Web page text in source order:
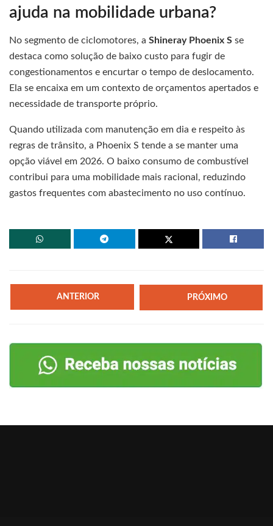
ajuda na mobilidade urbana?
No segmento de ciclomotores, a Shineray Phoenix S se
destaca como solução de baixo custo para fugir de
congestionamentos e encurtar o tempo de deslocamento.
Ela se encaixa em um contexto de orçamentos apertados e
necessidade de transporte próprio.
Quando utilizada com manutenção em dia e respeito às
regras de trânsito, a Phoenix S tende a se manter uma
opção viável em 2026. O baixo consumo de combustível
contribui para uma mobilidade mais racional, reduzindo
gastos frequentes com abastecimento no uso contínuo.
ANTERIOR PRÓXIMO